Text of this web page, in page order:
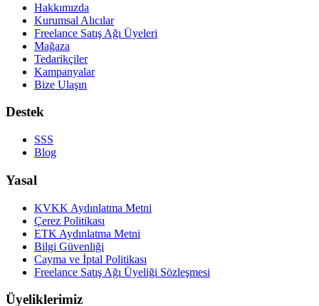
Hakkımızda
Kurumsal Alıcılar
Freelance Satış Ağı Üyeleri
Mağaza
Tedarikçiler
Kampanyalar
Bize Ulaşın
Destek
SSS
Blog
Yasal
KVKK Aydınlatma Metni
Çerez Politikası
ETK Aydınlatma Metni
Bilgi Güvenliği
Cayma ve İptal Politikası
Freelance Satış Ağı Üyeliği Sözleşmesi
Üyeliklerimiz